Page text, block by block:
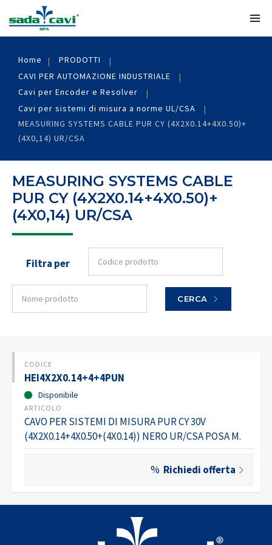
Home
PRODOTTI
CAVI PER AUTOMAZIONE INDUSTRIALE
Cavi per Encoder e Resolver
Cavi per sistemi di misura a norme UL/CSA
MEASURING SYSTEMS CABLE PUR CY (4X2X0.14+4X0.50)+
(4X0,14) UR/CSA
MEASURING SYSTEMS CABLE
PUR CY (4X2X0.14+4X0.50)+
(4X0,14) UR/CSA
Filtra per
CERCA
CODICE
HEI4X2X0.14+4+4PUN
Disponibile
ARTICOLO
CAVO PER SISTEMI DI MISURA PUR CY 30V
(4X2X0.14+4X0.50+(4X0.14)) NERO UR/CSA POSA M.
% Richiedi offerta